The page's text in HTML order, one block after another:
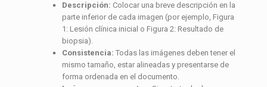
Descripción: Colocar una breve descripción en la
parte inferior de cada imagen (por ejemplo, Figura
1: Lesión clínica inicial o Figura 2: Resultado de
biopsia).
Consistencia: Todas las imágenes deben tener el
mismo tamaño, estar alineadas y presentarse de
forma ordenada en el documento.